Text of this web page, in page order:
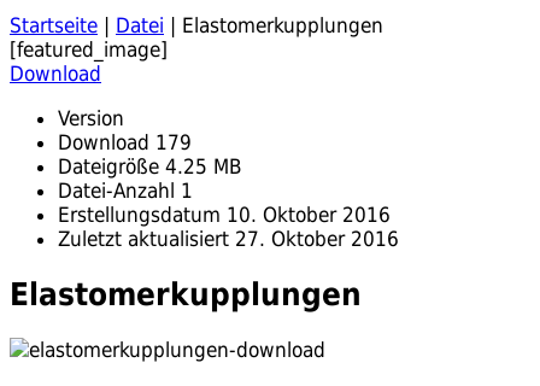
Startseite | Datei | Elastomerkupplungen
[featured_image]
Download
Version
Download 179
Dateigröße 4.25 MB
Datei-Anzahl 1
Erstellungsdatum 10. Oktober 2016
Zuletzt aktualisiert 27. Oktober 2016
Elastomerkupplungen